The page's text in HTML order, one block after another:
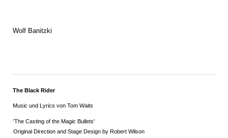
Wolf Banitzki
The Black Rider
Music und Lyrics von Tom Waits
'The Casting of the Magic Bullets'
Original Direction and Stage Design by Robert Wilson